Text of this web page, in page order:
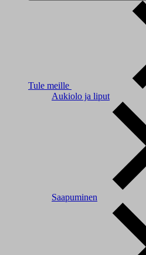
Tule meille
Aukiolo ja liput
Saapuminen